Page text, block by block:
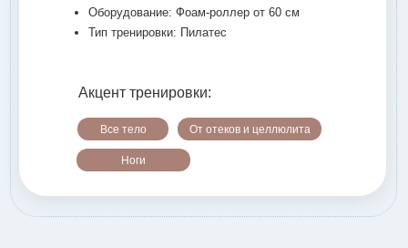
Оборудование: Фоам-роллер от 60 см
Тип тренировки: Пилатес
Акцент тренировки:
Все тело От отеков и целлюлита
Ноги